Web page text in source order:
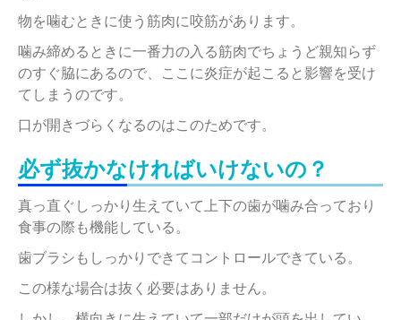
物を噛むときに使う筋肉に咬筋があります。
噛み締めるときに一番力の入る筋肉でちょうど親知らず
のすぐ脇にあるので、ここに炎症が起こると影響を受け
てしまうのです。
口が開きづらくなるのはこのためです。
必ず抜かなければいけないの？
真っ直ぐしっかり生えていて上下の歯が噛み合っており
食事の際も機能している。
歯ブラシもしっかりできてコントロールできている。
この様な場合は抜く必要はありません。